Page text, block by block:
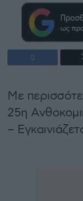
Με
25η
–